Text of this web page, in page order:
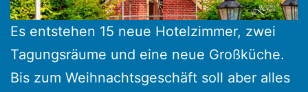
Es entstehen 15 neue Hotelzimmer, zwei
Tagungsräume und eine neue Großküche.
Bis zum Weihnachtsgeschäft soll aber alles